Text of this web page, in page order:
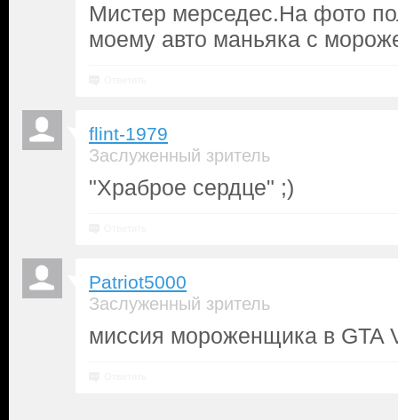
Мистер мерседес.На фото
моему авто маньяка с
flint-1979
Заслуженный зритель
"Храброе сердце" ;)
Patriot5000
Заслуженный зритель
миссия мороженщика в GTA